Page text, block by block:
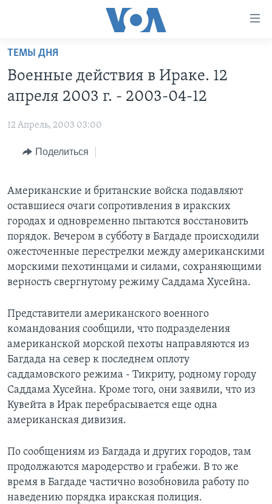
Перейти
основной
контент
Перейти
навигации
поиск
НОВОСТИ ЗА МИНУТУ
ИТОГИ
ДИСКУССИЯ VOA
ДЕТАЛИ
НЬЮ-ЙОРК NEW YORK
ПРОЕКТЫ
УЧИМ АНГЛИЙСКИЙ
НАША АМЕРИКАНСКАЯ ИСТОРИЯ
АРТЕФАКТЫ
АМЕРИКАНСКИЕ ГОРОДКИ
ТЕСТЫ
ЭКСПЕРТИЗА
ИНТЕРВЬЮ
ЗА СВОБОДУ ПРЕССЫ
УЧИМ АНГЛИЙСКИЙ
ВИДЕО
ПОДПИСКА НА НОВОСТИ
СОЦИАЛЬНЫЕ СЕТИ
ТЕМЫ ДНЯ
Военные действия в Ираке. 12
апреля 2003 г. - 2003-04-12
12 Апрель, 2003 03:00
Поделиться
Американские и британские войска подавляют
оставшиеся очаги сопротивления в иракских
городах и одновременно пытаются восстановить
порядок. Вечером в субботу в Багдаде происходили
ожесточенные перестрелки между американскими
морскими пехотинцами и силами, сохраняющими
верность свергнутому режиму Саддама Хусейна.
Представители американского военного
командования сообщили, что подразделения
американской морской пехоты направляются из
Багдада на север к последнем оплоту
саддамовского режима - Тикриту, родному городу
Саддама Хусейна. Кроме того, они заявили, что из
Кувейта в Ирак перебрасывается еще одна
американская дивизия.
По сообщениям из Багдада и других городов, там
продолжаются мародерство и грабежи. В то же
время в Багдаде частично возобновила работу по
наведению порядка иракская полиция.